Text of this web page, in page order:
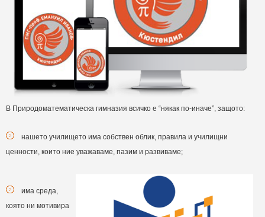
В Природоматематическа гимназия всичко е “някак по-иначе”, защото:
нашето училището има собствен облик, правила и училищни
ценности, които ние уважаваме, пазим и развиваме;
има среда,
която ни мотивира